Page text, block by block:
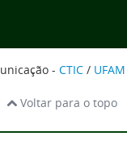
- CTIC / UFAM
Voltar para o topo